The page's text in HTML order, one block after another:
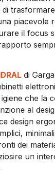
di
piacevole
il focus
di
che la
al
design
dei
un